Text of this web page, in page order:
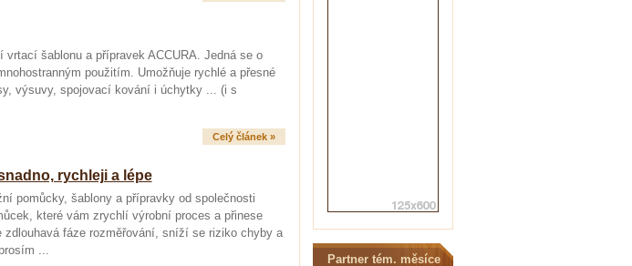
šablonu a přípravek ACCURA. Jedná se o
použitím. Umožňuje rychlé a přesné
výsuvy, spojovací kování i úchytky ... (i s
Celý článek »
rychleji a lépe
pomůcky, šablony a přípravky od společnosti
které vám zrychlí výrobní proces a přinese
fáze rozměřování, sníží se riziko chyby a
...
Partner tém. měsíce